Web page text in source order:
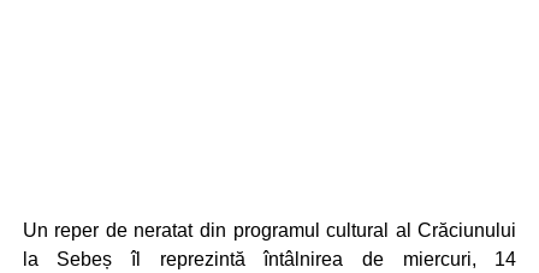
Un reper de neratat din programul cultural al Crăciunului
la Sebeș îl reprezintă întâlnirea de miercuri, 14